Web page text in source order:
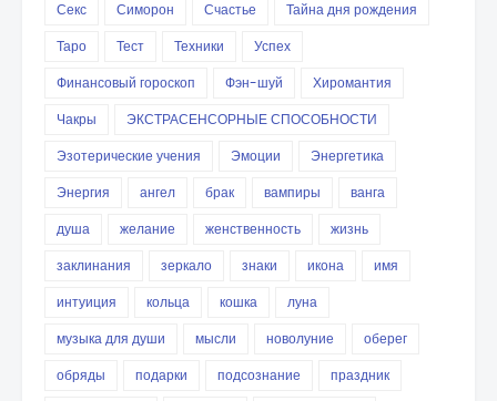
Секс
Симорон Счастье
Тайна дня рождения
Таро
Тест Техники
Успех
Финансовый гороскоп
Фэн-шуй
Хиромантия
Чакры
ЭКСТРАСЕНСОРНЫЕ СПОСОБНОСТИ
Эзотерические учения
Эмоции
Энергетика
Энергия
ангел брак вампиры
ванга
душа
желание женственность
жизнь
заклинания
зеркало знаки икона
имя
интуиция
кольца кошка
луна
музыка для души
мысли новолуние
оберег
обряды
подарки подсознание
праздник